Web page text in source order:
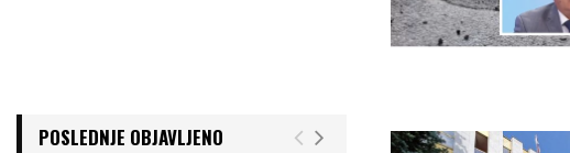
POSLEDNJE OBJAVLJENO